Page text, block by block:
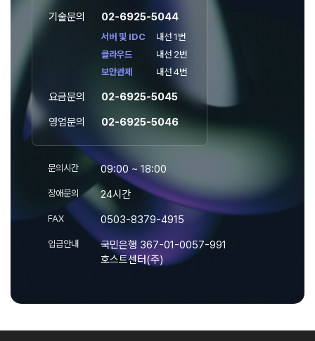
기술문의 02-6925-5044
서버 및 IDC
내선 1번
클라우드
내선 2번
보안관제
내선 4번
요금문의
02-6925-5045
영업문의
02-6925-5046
문의시간 09:00 ~ 18:00
장애문의 24시간
FAX 0503-8379-4915
입금안내
국민은행 367-01-0057-991
호스트센터(주)